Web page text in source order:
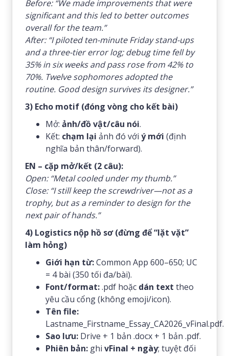
Before: “We made improvements that were
significant and this led to better outcomes
overall for the team.”
After: “I piloted ten-minute Friday stand-ups
and a three-tier error log; debug time fell by
35% in six weeks and pass rose from 42% to
70%. Twelve sophomores adopted the
routine. Good design survives its designer.”
3) Echo motif (đóng vòng cho kết bài)
Mở:ảnh/đồ vật/câu nói.
Kết: chạm lại ảnh đó vớiý mới (định
nghĩa bản thân/forward).
EN – cặp mở/kết (2 câu):
Open: “Metal cooled under my thumb.”
Close: “I still keep the screwdriver—not as a
trophy, but as a reminder to design for the
next pair of hands.”
4) Logistics nộp hồ sơ (đừng để “lặt vặt”
làm hỏng)
Giới hạn từ:Common App 600–650; UC
= 4 bài (350 tối đa/bài).
Font/format:.pdf hoặc dán text theo
yêu cầu cổng (không emoji/icon).
Tên file:
Lastname_Firstname_Essay_CA2026_vFinal.pdf.
Sao lưu: Drive + 1 bản .docx + 1 bản .pdf.
Phiên bản: ghivFinal + ngày; tuyệt đối